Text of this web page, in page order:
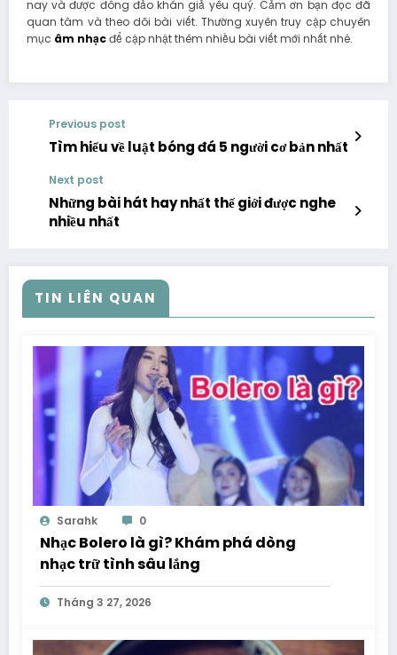
nay và được đông đảo khán giả yêu quý. Cảm ơn bạn đọc đã
quan tâm và theo dõi bài viết. Thường xuyên truy cập chuyên
mục âm nhạcđể cập nhật thêm nhiều bài viết mới nhất nhé.
Previous post
Tìm hiểu về luật bóng đá 5 người cơ bản nhất
Next post
Những bài hát hay nhất thế giới được nghe
nhiều nhất
TIN LIÊN QUAN
Sarahk 0
Nhạc Bolero là gì? Khám phá dòng
nhạc trữ tình sâu lắng
Tháng 3 27, 2026